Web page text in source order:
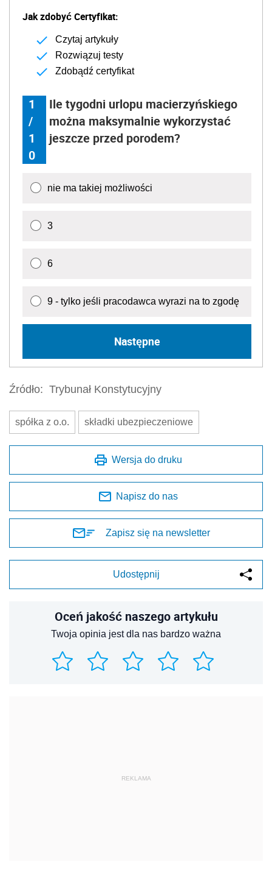
Jak zdobyć Certyfikat:
Czytaj artykuły
Rozwiązuj testy
Zdobądź certyfikat
1
/
1
0
Ile tygodni urlopu macierzyńskiego
można maksymalnie wykorzystać
jeszcze przed porodem?
nie ma takiej możliwości
3
6
9 - tylko jeśli pracodawca wyrazi na to zgodę
Następne
Źródło: Trybunał Konstytucyjny
spółka z o.o. składki ubezpieczeniowe
Wersja do druku
Napisz do nas
Zapisz się na newsletter
Udostępnij
Oceń jakość naszego artykułu
Twoja opinia jest dla nas bardzo ważna
REKLAMA